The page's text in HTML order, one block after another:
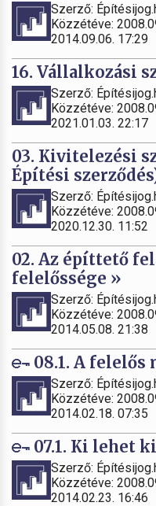
Szerző:
Közzétéve:
2014.09.06. 17:29
16. Vállalkozási
Szerző:
Közzétéve:
2021.01.03. 22:17
03. Kivitelezési
Építési
Szerző:
Közzétéve:
2020.12.30. 11:52
02. Az építtető
felelőssége »
Szerző:
Közzétéve:
2014.05.08. 21:38
08.1. A felelős
Szerző:
Közzétéve:
2014.02.18. 07:35
07.1. Ki lehet
Szerző:
Közzétéve:
2014.02.23. 16:46